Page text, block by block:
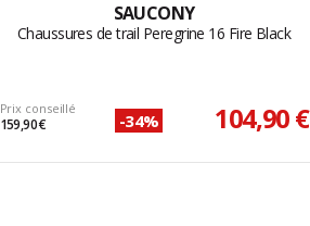
SAUCONY
Chaussures de trail Peregrine 16 Fire Black
Prix conseillé
159,90 € -34% 104,90 €